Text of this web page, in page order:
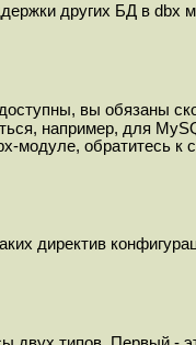
других БД в dbx
вы обязаны
например, для
модуле, обратитесь
директив